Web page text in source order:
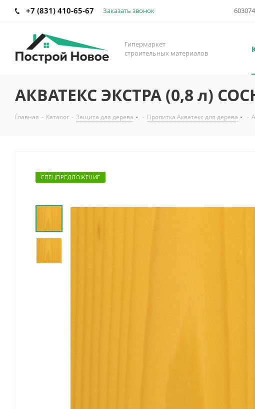
+7 (831) 410-65-67 Заказать звонок
Гипермаркет
строительных материалов
АКВАТЕКС ЭКСТРА (0,8 л)
Главная - Каталог - Защита для дерева - Пропитка Акватекс для дерева -
СПЕЦПРЕДЛОЖЕНИЕ